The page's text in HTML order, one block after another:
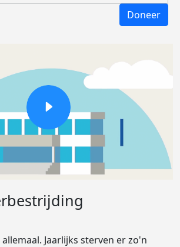
Doneer
Jaarlijks sterven er zo'n